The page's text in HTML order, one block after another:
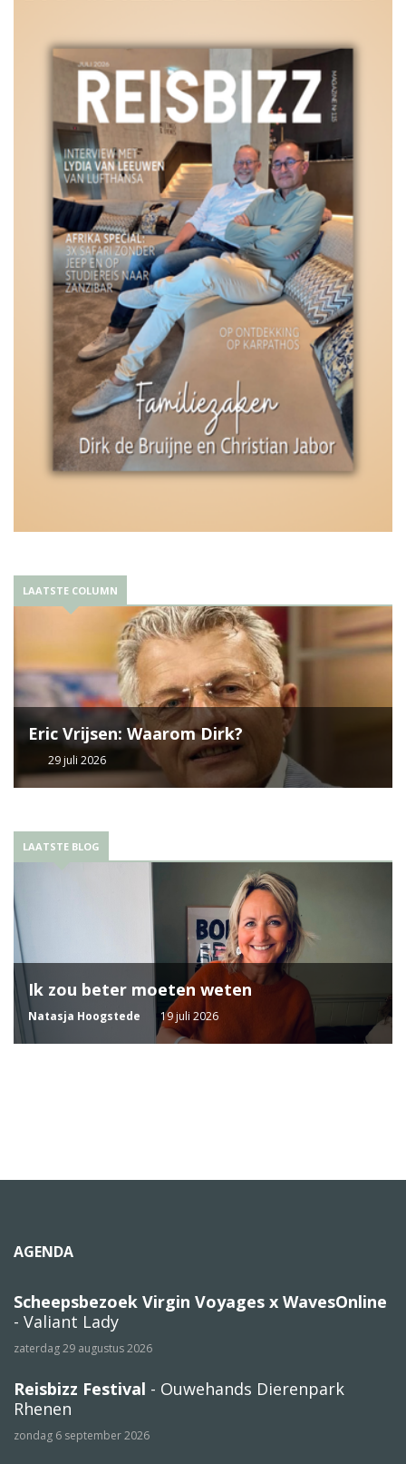
LAATSTE COLUMN
Eric Vrijsen: Waarom Dirk?
29 juli 2026
LAATSTE BLOG
Ik zou beter moeten weten
Natasja Hoogstede 19 juli 2026
AGENDA
Scheepsbezoek Virgin Voyages x WavesOnline
- Valiant Lady
zaterdag 29 augustus 2026
Reisbizz Festival - Ouwehands Dierenpark
Rhenen
zondag 6 september 2026